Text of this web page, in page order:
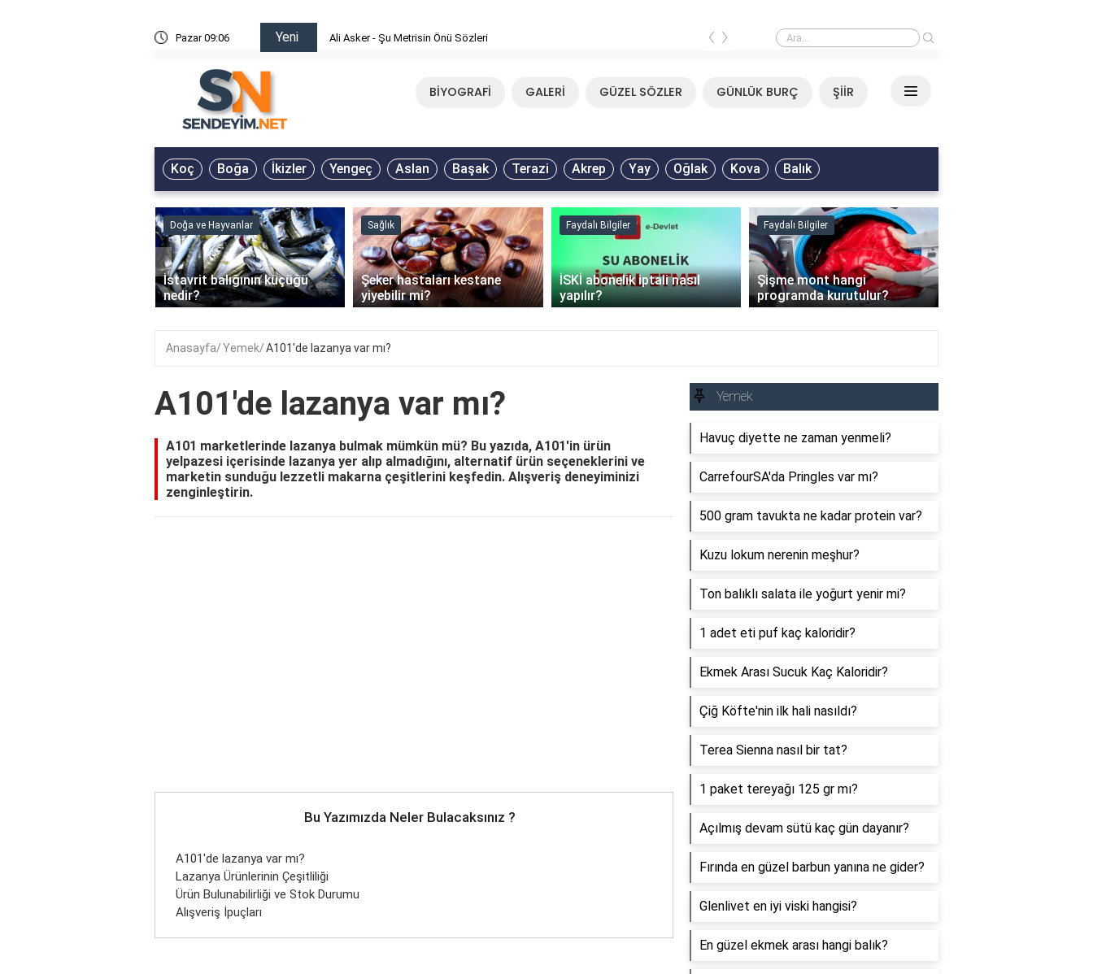
Pazar 09:06 Yeni Ali Asker - Şu Metrisin Önü Sözleri Mirkelam - Tavla Sözleri
‹ ›
BİYOGRAFİ GALERİ GÜZEL SÖZLER GÜNLÜK BURÇ ŞİİR
Koç Boğa İkizler Yengeç Aslan Başak Terazi Akrep Yay Oğlak Kova Balık
Doğa ve Hayvanlar
İstavrit balığının küçüğü
nedir?
Sağlık
Şeker hastaları kestane
yiyebilir mi?
Faydalı Bilgiler
İSKİ abonelik iptali nasıl
yapılır?
Faydalı Bilgiler
Şişme mont hangi
programda kurutulur?
‹ ›
Anasayfa Yemek A101'de lazanya var mı?
A101'de lazanya var mı?
A101 marketlerinde lazanya bulmak mümkün mü? Bu yazıda, A101'in ürün
yelpazesi içerisinde lazanya yer alıp almadığını, alternatif ürün seçeneklerini ve
marketin sunduğu lezzetli makarna çeşitlerini keşfedin. Alışveriş deneyiminizi
zenginleştirin.
Bu Yazımızda Neler Bulacaksınız ?
A101'de lazanya var mı?
Lazanya Ürünlerinin Çeşitliliği
Ürün Bulunabilirliği ve Stok Durumu
Alışveriş İpuçları
Yemek
Havuç diyette ne zaman yenmeli?
CarrefourSA'da Pringles var mı?
500 gram tavukta ne kadar protein var?
Kuzu lokum nerenin meşhur?
Ton balıklı salata ile yoğurt yenir mi?
1 adet eti puf kaç kaloridir?
Ekmek Arası Sucuk Kaç Kaloridir?
Çiğ Köfte'nin ilk hali nasıldı?
Terea Sienna nasıl bir tat?
1 paket tereyağı 125 gr mı?
Açılmış devam sütü kaç gün dayanır?
Fırında en güzel barbun yanına ne gider?
Glenlivet en iyi viski hangisi?
En güzel ekmek arası hangi balık?